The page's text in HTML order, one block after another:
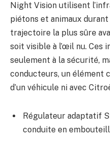
Night Vision utilisent
piétons et animaux
trajectoire la plus sûre
soit visible à l’œil nu. Ces
seulement à la sécurité,
conducteurs, un élément
d’un véhicule ni avec
Régulateur adaptatif
conduite en